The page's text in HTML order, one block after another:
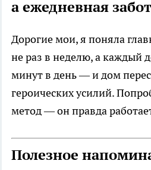
а ежедневная
Дорогие мои, я поняла
не раз в неделю, а каждый
минут в день — и дом
героических усилий.
метод — он правда
Полезное